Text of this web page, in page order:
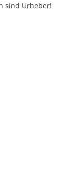
sind Urheber!